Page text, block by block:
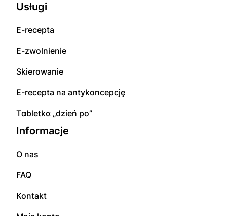
Usługi
E-rесерta
E-zwolnienie
Skierowanie
E-rесерta na аntуkоnсерсję
Tɑbletkɑ „dzień po”
Informacje
O nas
FAQ
Kontakt